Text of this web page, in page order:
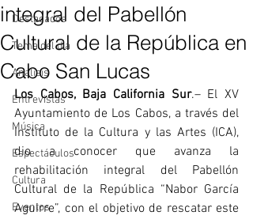
Destacados
Tema del dia
Analisis
Entrevistas
Música
Espectáculos
Cultura
Eventos
integral del Pabellón
Cultural de la República en
Cabo San Lucas
Los Cabos, Baja California Sur.– El XV
Ayuntamiento de Los Cabos, a través del
Instituto de la Cultura y las Artes (ICA),
dio a conocer que avanza la
rehabilitación integral del Pabellón
Cultural de la República “Nabor García
Aguirre”, con el objetivo de rescatar este